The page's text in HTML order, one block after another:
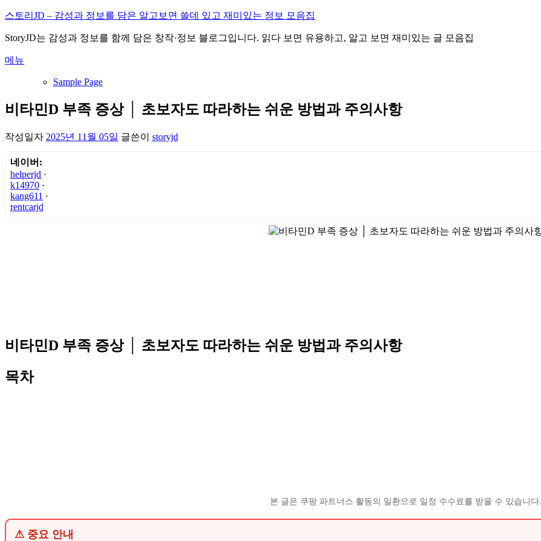
내
으
바
기
스토리JD – 감성과 정보를 담은 알고보면 쓸데 있고 재미있는 정보 모음집
StoryJD는 감성과 정보를 함께 담은 창작·정보 블로그입니다. 읽다 보면 유용하고, 알고 보면 재미있는 글 모음집
메뉴
Sample Page
비타민D 부족 증상 │ 초보자도 따라하는 쉬운 방법과 주의사항
작성일자 2025년 11월 05일 글쓴이 storyjd
네이버:
helperjd ·
k14970 ·
kang611 ·
rentcarjd
비타민D 부족 증상 │ 초보자도 따라하는 쉬운 방법과 주의사항
목차
본 글은 쿠팡 파트너스 활동의 일환으로 일정 수수료를 받을 수 있습니다.
⚠ 중요 안내